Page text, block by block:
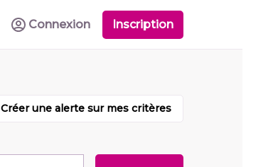
Connexion Inscription
Créer une alerte sur mes critères